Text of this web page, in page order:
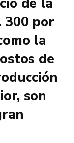
de la
300 por
la
de
son